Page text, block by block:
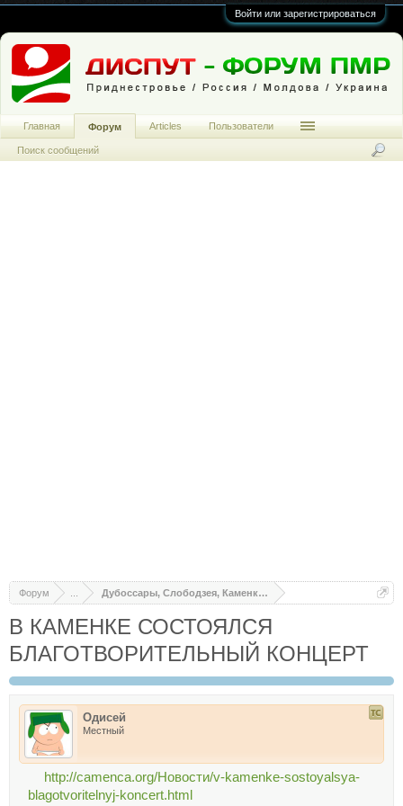
Войти или зарегистрироваться
Форум Дубоссары, Слободзея, Каменка, Днестровск, Рыбница
В КАМЕНКЕ СОСТОЯЛСЯ
БЛАГОТВОРИТЕЛЬНЫЙ КОНЦЕРТ
Одисей
Местный
http://camenca.org/Новости/v-kamenke-sostoyalsya-
blagotvoritelnyj-koncert.html
Главная Форум
Поиск сообщений
Articles Пользователи